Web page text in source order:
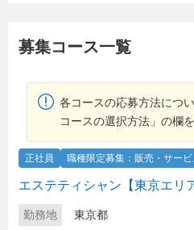
募集コース一覧
各コースの応募方法につ
コースの選択方法」の欄
正社員 職種限定募集：販売・サー
エステティシャン【東京エリ
勤務地 東京都